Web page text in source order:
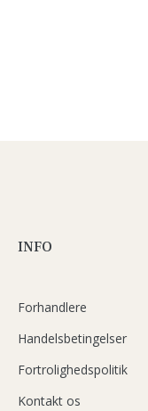
INFO
Forhandlere
Handelsbetingelser
Fortrolighedspolitik
Kontakt os